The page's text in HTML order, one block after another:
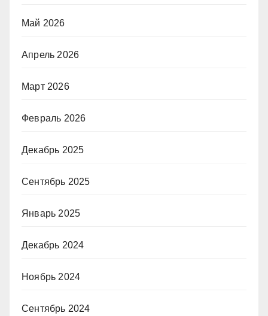
Май 2026
Апрель 2026
Март 2026
Февраль 2026
Декабрь 2025
Сентябрь 2025
Январь 2025
Декабрь 2024
Ноябрь 2024
Сентябрь 2024